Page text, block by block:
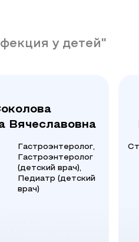
у детей"
Вячеславовна
Гастроэнтеролог,
Гастроэнтеролог
(детский врач),
Педиатр (детский
врач)